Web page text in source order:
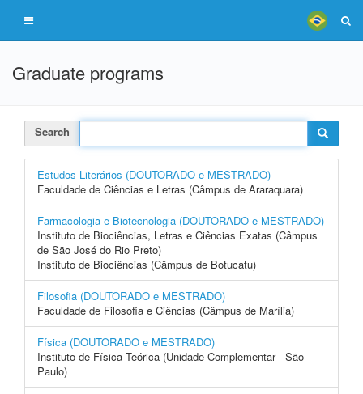
Graduate programs
Search
Estudos Literários (DOUTORADO e MESTRADO)
Faculdade de Ciências e Letras (Câmpus de Araraquara)
Farmacologia e Biotecnologia (DOUTORADO e MESTRADO)
Instituto de Biociências, Letras e Ciências Exatas (Câmpus
de São José do Rio Preto)
Instituto de Biociências (Câmpus de Botucatu)
Filosofia (DOUTORADO e MESTRADO)
Faculdade de Filosofia e Ciências (Câmpus de Marília)
Física (DOUTORADO e MESTRADO)
Instituto de Física Teórica (Unidade Complementar - São
Paulo)